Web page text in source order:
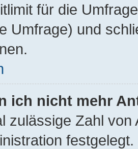
für die
Umfrage) und
ich nicht mehr
zulässige Zahl